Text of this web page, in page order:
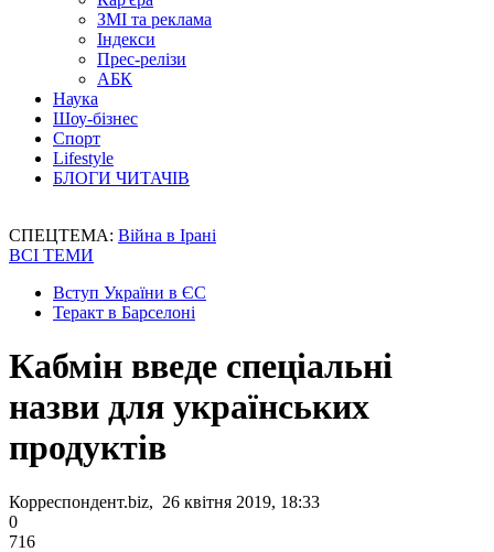
ЗМІ та реклама
Індекси
Прес-релізи
АБК
Наука
Шоу-бізнес
Спорт
Lifestyle
БЛОГИ ЧИТАЧІВ
СПЕЦТЕМА: Війна в Ірані
ВСІ ТЕМИ
Вступ України в ЄС
Теракт в Барселоні
Кабмін введе спеціальні
назви для українських
продуктів
Корреспондент.biz, 26 квітня 2019, 18:33
0
716